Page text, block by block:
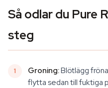
Så odlar du Pure
steg
Groning:Blötlägg
flytta sedan till fuktiga